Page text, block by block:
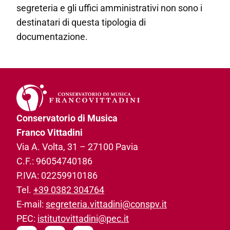
segreteria e gli uffici amministrativi non sono i
destinatari di questa tipologia di
documentazione.
Conservatorio di Musica
Franco Vittadini
Via A. Volta, 31­ – 27100 Pavia
C.F.: 96054740186­
P.IVA: 02259910186­
Tel. +39 0382 304764
E-mail: segreteria.vittadini@conspv.it
PEC: istitutovittadini@pec.it